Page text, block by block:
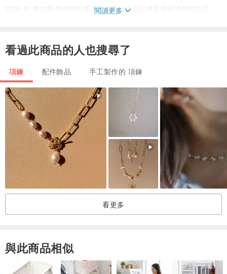
2005 年 國立臺灣博物館邀請本土雕刻作品於捷克國家博物館交流，
玉雕大師區展出
『圍爐 -- 永續工藝展』
2018 年 於國父紀念館展出「謝忠仁玉雕 30 年個展—文化的延續」
飾品設計師PennyHuang以、玉石、珍珠、水晶各種天然寶石設計，
結合銀線、玉線等手作編織設計出精緻質感飾品實用配戴各式場合，
天然寶石好保存永久、保養，款式多樣，不定期推出，深受粉絲喜
愛。
造型玉墜系列
商品資訊介紹
閱讀更多
看過此商品的人也搜尋了
項鍊 配件飾品 手工製作的 項鍊
看更多
與此商品相似